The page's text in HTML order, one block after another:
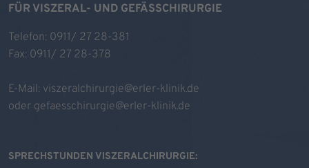
FÜR VISZERAL- UND GEFÄSSCHIRURGIE
Telefon: 0911/ 27 28-381
Fax: 0911/ 27 28-378
E-Mail: viszeralchirurgie@erler-klinik.de
oder gefaesschirurgie@erler-klinik.de
SPRECHSTUNDEN VISZERALCHIRURGIE: